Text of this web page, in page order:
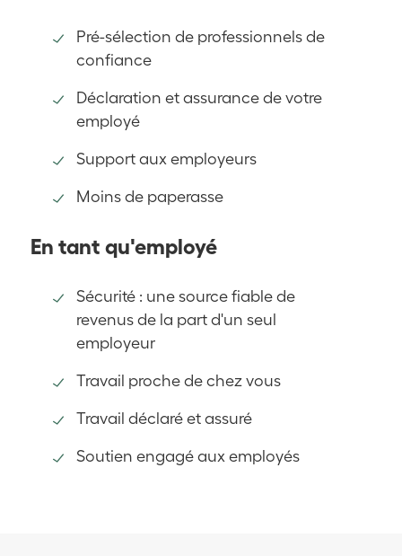
Pré-sélection de professionnels de
confiance
Déclaration et assurance de votre
employé
Support aux employeurs
Moins de paperasse
En tant qu'employé
Sécurité : une source fiable de
revenus de la part d'un seul
employeur
Travail proche de chez vous
Travail déclaré et assuré
Soutien engagé aux employés